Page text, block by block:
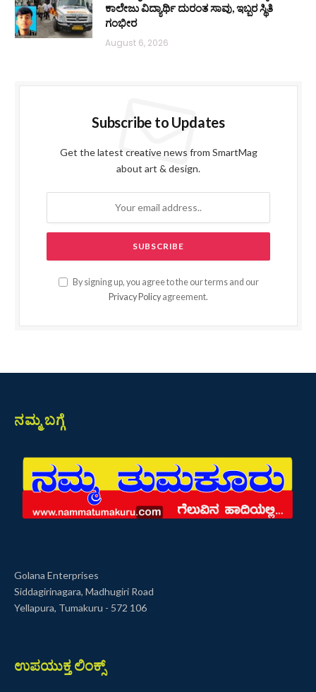
ಕಾಲೇಜು ವಿದ್ಯಾರ್ಥಿ ದುರಂತ ಸಾವು, ಇಬ್ಬರ ಸ್ಥಿತಿ
ಗಂಭೀರ
August 6, 2026
Subscribe to Updates
Get the latest creative news from SmartMag
about art & design.
By signing up, you agree to the our terms and our
Privacy Policy agreement.
ನಮ್ಮ ಬಗ್ಗೆ
Golana Enterprises
Siddagirinagara, Madhugiri Road
Yellapura, Tumakuru - 572 106
ಉಪಯುಕ್ತ ಲಿಂಕ್ಸ್